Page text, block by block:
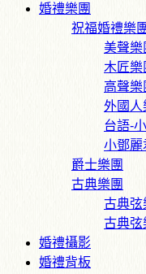
婚禮樂團
祝福婚禮樂團
美聲樂
木匠樂
高聲樂
外國人
台語-
小鄧麗
爵士樂團
古典樂團
古典弦
古典弦
婚禮攝影
婚禮背板